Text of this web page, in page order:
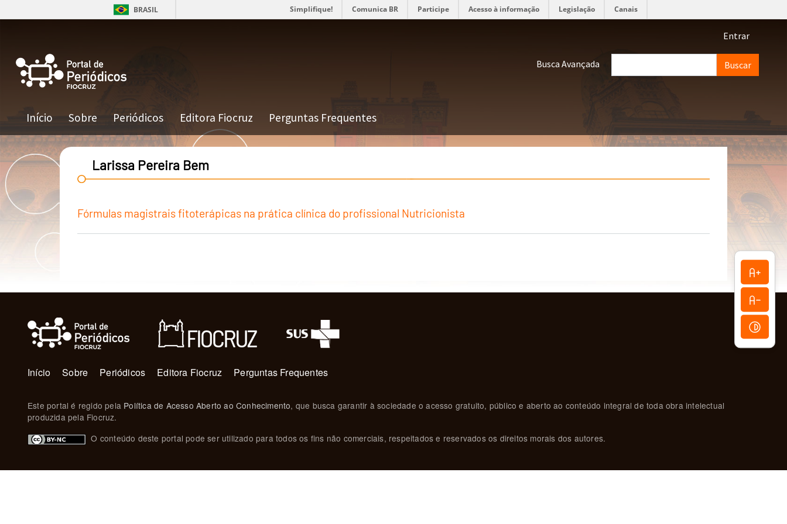
Pular para o conteúdo principal BRASIL Simplifique! Comunica BR Participe Acesso à informação Legislação Canais
Menu
Entrar
Busca Avançada
Navegação principal
Início Sobre Periódicos Editora Fiocruz Perguntas Frequentes
Larissa Pereira Bem
Fórmulas magistrais fitoterápicas na prática clínica do profissional Nutricionista
Navegação principal
Início Sobre Periódicos Editora Fiocruz Perguntas Frequentes
Este portal é regido pela Política de Acesso Aberto ao Conhecimento, que busca garantir à sociedade o acesso gratuito, público e aberto ao conteúdo integral de toda obra intelectual
produzida pela Fiocruz.
O conteúdo deste portal pode ser utilizado para todos os fins não comerciais, respeitados e reservados os direitos morais dos autores.